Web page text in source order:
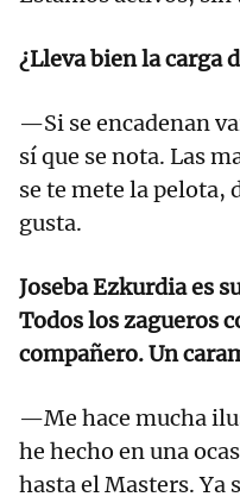
¿Lleva bien la carga
—Si se encadenan
sí que se nota. Las
se te mete la pelota,
gusta.
Joseba Ezkurdia es
Todos los zagueros
compañero. Un
—Me hace mucha
he hecho en una
hasta el Masters. Ya